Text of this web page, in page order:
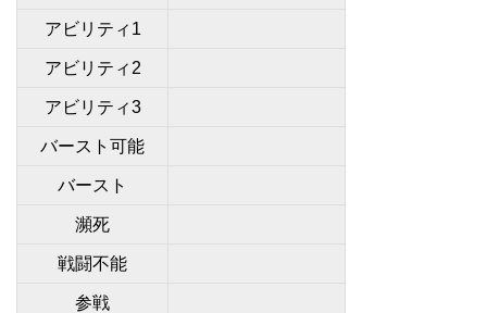
アビリティ1
アビリティ2
アビリティ3
バースト可能
バースト
瀕死
戦闘不能
参戦